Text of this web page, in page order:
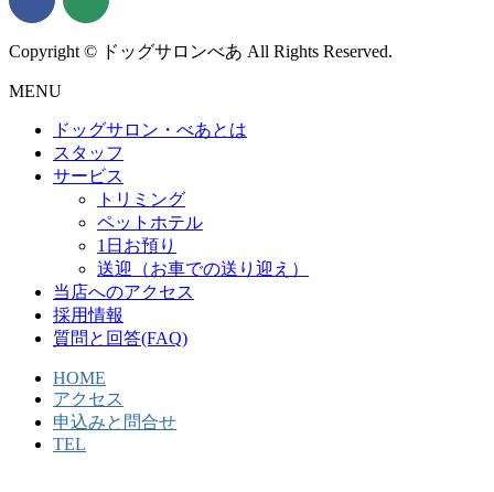
Copyright © ドッグサロンべあ All Rights Reserved.
MENU
ドッグサロン・べあとは
スタッフ
サービス
トリミング
ペットホテル
1日お預り
送迎（お車での送り迎え）
当店へのアクセス
採用情報
質問と回答(FAQ)
HOME
アクセス
申込みと問合せ
TEL